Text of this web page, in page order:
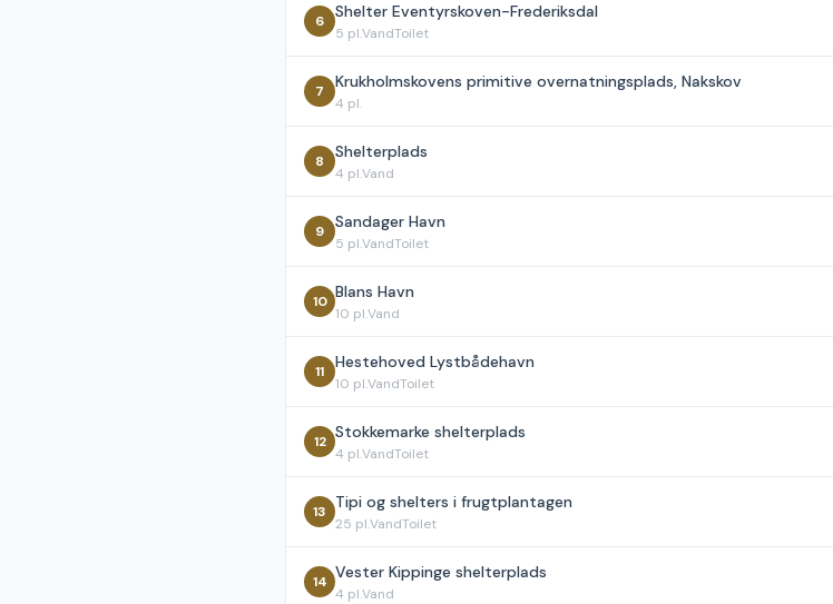
6 Shelter Eventyrskoven-Frederiksdal
5 pl.VandToilet
7 Krukholmskovens primitive overnatningsplads, Nakskov
4 pl.
8 Shelterplads
4 pl.Vand
9 Sandager Havn
5 pl.VandToilet
10 Blans Havn
10 pl.Vand
11 Hestehoved Lystbådehavn
10 pl.VandToilet
12 Stokkemarke shelterplads
4 pl.VandToilet
13 Tipi og shelters i frugtplantagen
25 pl.VandToilet
14 Vester Kippinge shelterplads
4 pl.Vand